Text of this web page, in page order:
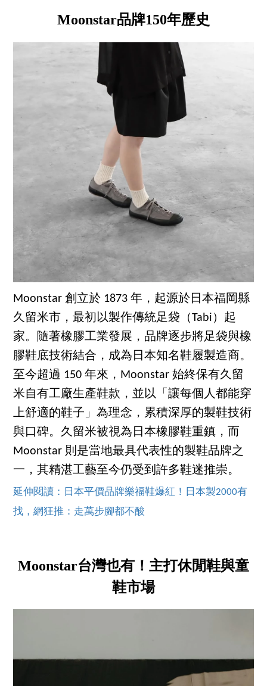
Moonstar品牌150年歷史
Moonstar 創立於 1873 年，起源於日本福岡縣
久留米市，最初以製作傳統足袋（Tabi）起
家。隨著橡膠工業發展，品牌逐步將足袋與橡
膠鞋底技術結合，成為日本知名鞋履製造商。
至今超過 150 年來，Moonstar 始終保有久留
米自有工廠生產鞋款，並以「讓每個人都能穿
上舒適的鞋子」為理念，累積深厚的製鞋技術
與口碑。久留米被視為日本橡膠鞋重鎮，而
Moonstar 則是當地最具代表性的製鞋品牌之
一，其精湛工藝至今仍受到許多鞋迷推崇。
延伸閱讀：日本平價品牌樂福鞋爆紅！日本製2000有
找，網狂推：走萬步腳都不酸
Moonstar台灣也有！主打休閒鞋與童
鞋市場